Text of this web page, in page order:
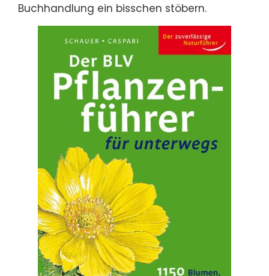
Buchhandlung ein bisschen stöbern.